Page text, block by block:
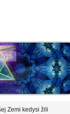
Zemi kedysi žili